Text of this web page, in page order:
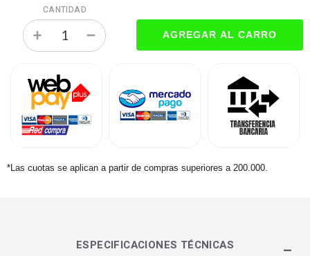
CANTIDAD
*Las cuotas se aplican a partir de compras superiores a 200.000.
ESPECIFICACIONES TÉCNICAS